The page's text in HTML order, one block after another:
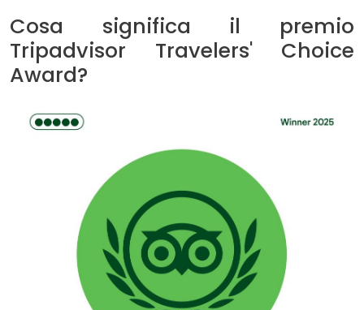
Cosa significa il premio
Tripadvisor Travelers' Choice
Award?